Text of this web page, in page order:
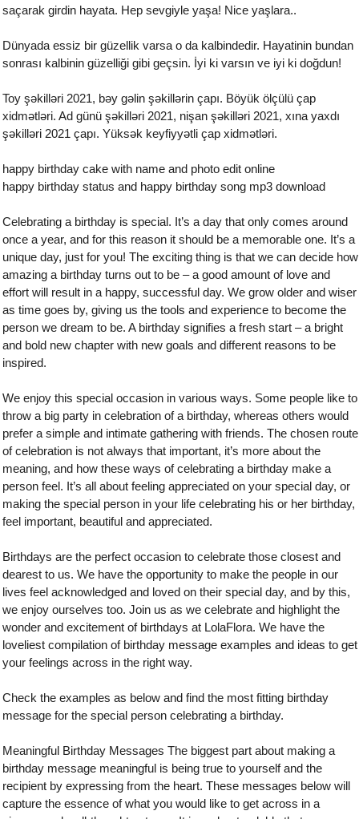
saçarak girdin hayata. Hep sevgiyle yaşa! Nice yaşlara..
Dünyada essiz bir güzellik varsa o da kalbindedir. Hayatinin bundan
sonrası kalbinin güzelliği gibi geçsin. İyi ki varsın ve iyi ki doğdun!
Toy şəkilləri 2021, bəy gəlin şəkillərin çapı. Böyük ölçülü çap
xidmətləri. Ad günü şəkilləri 2021, nişan şəkilləri 2021, xına yaxdı
şəkilləri 2021 çapı. Yüksək keyfiyyətli çap xidmətləri.
happy birthday cake with name and photo edit online
happy birthday status and happy birthday song mp3 download
Celebrating a birthday is special. It’s a day that only comes around
once a year, and for this reason it should be a memorable one. It’s a
unique day, just for you! The exciting thing is that we can decide how
amazing a birthday turns out to be – a good amount of love and
effort will result in a happy, successful day. We grow older and wiser
as time goes by, giving us the tools and experience to become the
person we dream to be. A birthday signifies a fresh start – a bright
and bold new chapter with new goals and different reasons to be
inspired.
We enjoy this special occasion in various ways. Some people like to
throw a big party in celebration of a birthday, whereas others would
prefer a simple and intimate gathering with friends. The chosen route
of celebration is not always that important, it’s more about the
meaning, and how these ways of celebrating a birthday make a
person feel. It’s all about feeling appreciated on your special day, or
making the special person in your life celebrating his or her birthday,
feel important, beautiful and appreciated.
Birthdays are the perfect occasion to celebrate those closest and
dearest to us. We have the opportunity to make the people in our
lives feel acknowledged and loved on their special day, and by this,
we enjoy ourselves too. Join us as we celebrate and highlight the
wonder and excitement of birthdays at LolaFlora. We have the
loveliest compilation of birthday message examples and ideas to get
your feelings across in the right way.
Check the examples as below and find the most fitting birthday
message for the special person celebrating a birthday.
Meaningful Birthday Messages The biggest part about making a
birthday message meaningful is being true to yourself and the
recipient by expressing from the heart. These messages below will
capture the essence of what you would like to get across in a